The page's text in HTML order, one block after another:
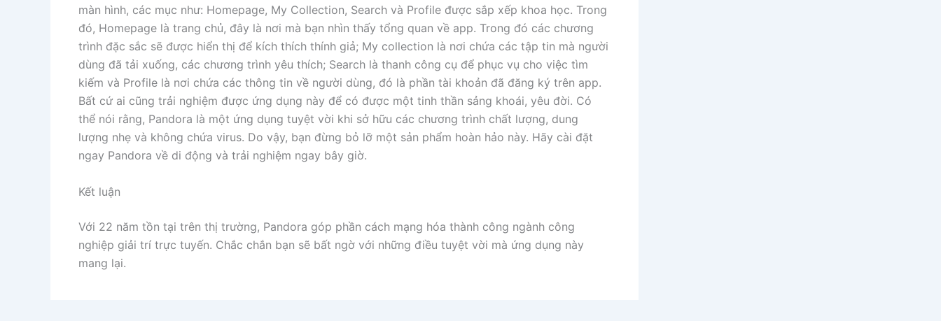
màn hình, các mục như: Homepage, My Collection, Search và Profile được sắp xếp khoa học. Trong
đó, Homepage là trang chủ, đây là nơi mà bạn nhìn thấy tổng quan về app. Trong đó các chương
trình đặc sắc sẽ được hiển thị để kích thích thính giả; My collection là nơi chứa các tập tin mà người
dùng đã tải xuống, các chương trình yêu thích; Search là thanh công cụ để phục vụ cho việc tìm
kiếm và Profile là nơi chứa các thông tin về người dùng, đó là phần tài khoản đã đăng ký trên app.
Bất cứ ai cũng trải nghiệm được ứng dụng này để có được một tinh thần sảng khoái, yêu đời. Có
thể nói rằng, Pandora là một ứng dụng tuyệt vời khi sở hữu các chương trình chất lượng, dung
lượng nhẹ và không chứa virus. Do vậy, bạn đừng bỏ lỡ một sản phẩm hoàn hảo này. Hãy cài đặt
ngay Pandora về di động và trải nghiệm ngay bây giờ.
Kết luận
Với 22 năm tồn tại trên thị trường, Pandora góp phần cách mạng hóa thành công ngành công
nghiệp giải trí trực tuyến. Chắc chắn bạn sẽ bất ngờ với những điều tuyệt vời mà ứng dụng này
mang lại.